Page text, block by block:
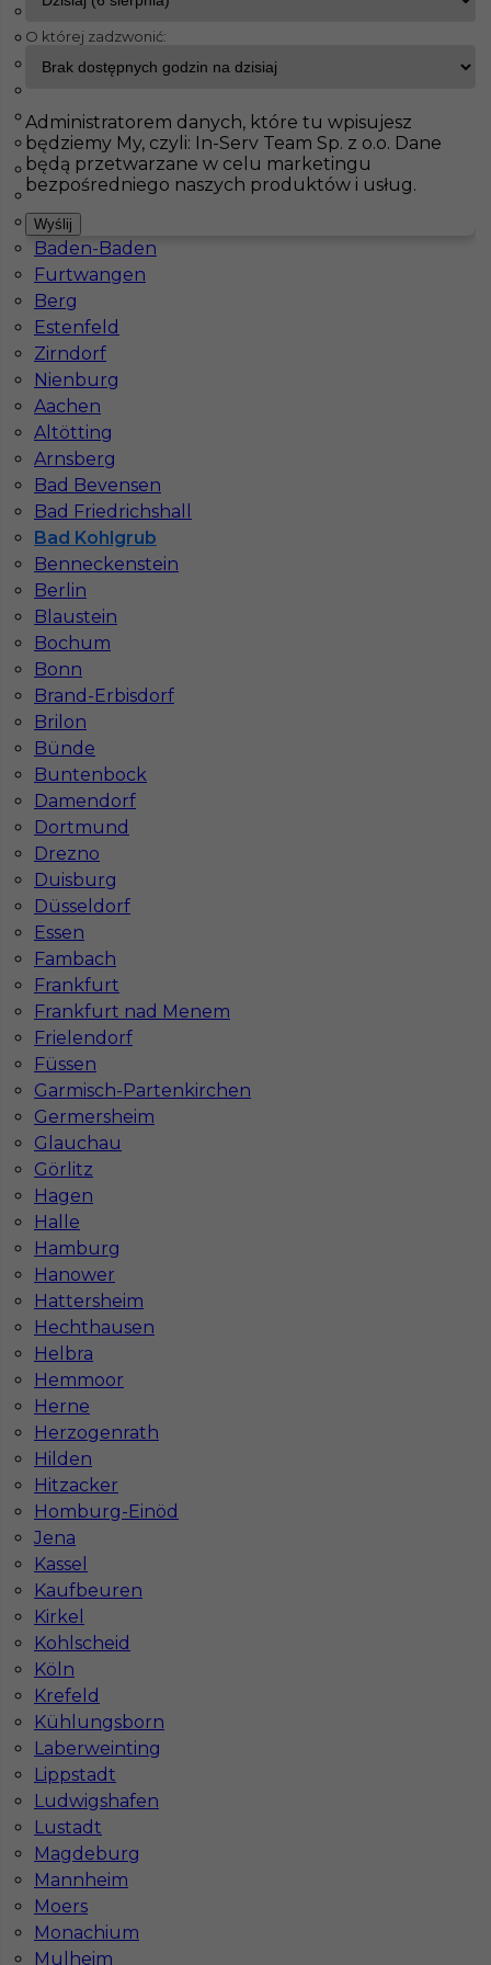
InServ Oferty pracy Bad Kohlgrub
Pokaż filtr
Oberharz am Brocken
Weilerswist
Heidenheim an der Brenz
Hohenlimburg
Schwerte
Oberhausen
Lörrach
Lingen
Baden-Baden
Furtwangen
Berg
Estenfeld
Zirndorf
Nienburg
Aachen
Altötting
Arnsberg
Bad Bevensen
Bad Friedrichshall
Bad Kohlgrub
Benneckenstein
Berlin
Blaustein
Bochum
Bonn
Brand-Erbisdorf
Brilon
Bünde
Buntenbock
Damendorf
Dortmund
Drezno
Duisburg
Düsseldorf
Essen
Fambach
Frankfurt
Frankfurt nad Menem
Frielendorf
Füssen
Garmisch-Partenkirchen
Germersheim
Glauchau
Görlitz
Hagen
Halle
Hamburg
Hanower
Hattersheim
Hechthausen
Helbra
Hemmoor
Herne
Herzogenrath
Hilden
Hitzacker
Homburg-Einöd
Jena
Kassel
Kaufbeuren
Kirkel
Kohlscheid
Köln
Krefeld
Kühlungsborn
Laberweinting
Lippstadt
Ludwigshafen
Lustadt
Magdeburg
Mannheim
Moers
Monachium
Mulheim
Glazurnik - praca w Niemczech
Kategoria Prace wykończeniowe
Płytkarz
Lokalizacja Niemcy
Wymagane języki
Stawka 21 - 23 € / h
1
Znaleziono 1 wyników
Najczęściej zadawane pytania (FAQ)
Jak znaleźć pracę za granicą?
Czy praca Niemcy na budowie nadal się
opłaca przy obecnych kosztach życia?
Gdzie do pracy za granicę?
Co to jest Gewerbe?
Czy praca w Niemczech na budowie jest
bezpieczna pod kątem BHP?
Jakie kursy warto zrobić, aby praca za
granicą była lepiej płatna?
Czy praca w Niemczech bez języka jest
możliwa?
Mapa ofert pracy
Mapa kategorii
Informacje w sprawie pracy
Telefon:793-577-977
Dane firmy
O której zadzwonić:
Administratorem danych, które tu wpisujesz
będziemy My, czyli: In-Serv Team Sp. z o.o. Dane
będą przetwarzane w celu marketingu
bezpośredniego naszych produktów i usług.
Wyślij